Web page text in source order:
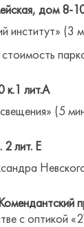
дом 8-
институт» (3
к.1 лит.А
(5
2 лит. Е
с оптикой